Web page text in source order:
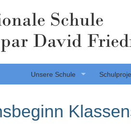
Schule
David
Unsere Schule